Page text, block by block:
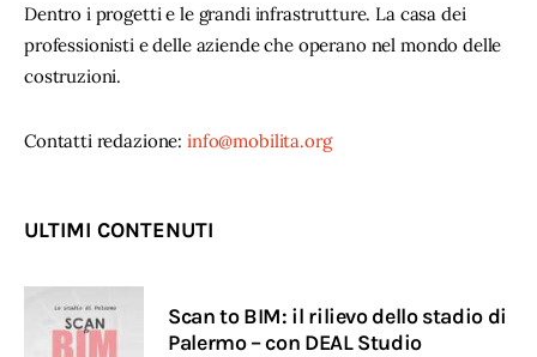
Dentro i progetti e le grandi infrastrutture. La casa dei
professionisti e delle aziende che operano nel mondo delle
costruzioni.
Contatti redazione: info@mobilita.org
ULTIMI CONTENUTI
Scan to BIM: il rilievo dello stadio di
Palermo – con DEAL Studio